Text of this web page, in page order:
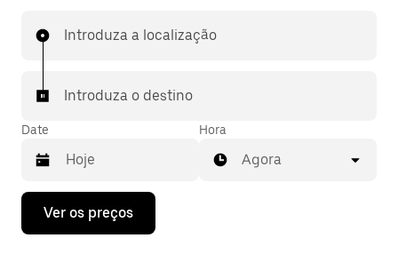
Introduza a localização
Introduza o destino
Date
Prima
tecla
Hora
Agora
Ver os preços